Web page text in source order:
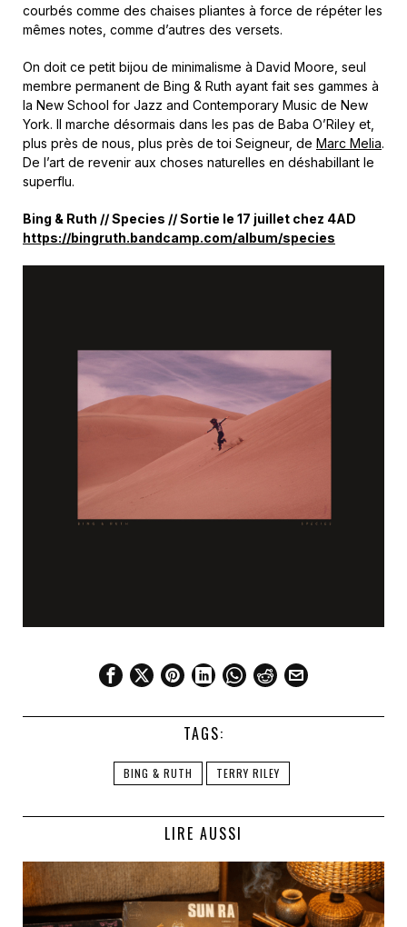
courbés comme des chaises pliantes à force de répéter les
mêmes notes, comme d’autres des versets.
On doit ce petit bijou de minimalisme à David Moore, seul
membre permanent de Bing & Ruth ayant fait ses gammes à
la New School for Jazz and Contemporary Music de New
York. Il marche désormais dans les pas de Baba O’Riley et,
plus près de nous, plus près de toi Seigneur, de Marc Melia.
De l’art de revenir aux choses naturelles en déshabillant le
superflu.
Bing & Ruth // Species // Sortie le 17 juillet chez 4AD
https://bingruth.bandcamp.com/album/species
TAGS:
BING & RUTH TERRY RILEY
LIRE AUSSI